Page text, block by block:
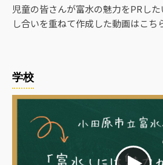
児童の皆さんが富水の魅力をPRし
し合いを重ねて作成した動画はこち
学校